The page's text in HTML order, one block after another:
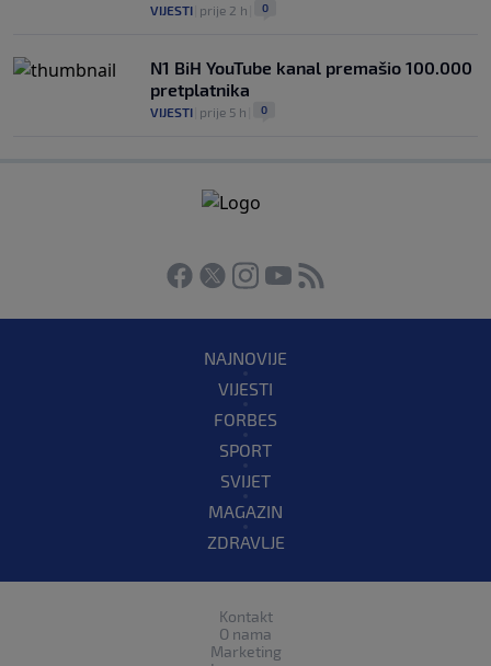
VIJESTI prije 2 h 0
N1 BiH YouTube kanal premašio 100.000
pretplatnika
VIJESTI prije 5 h 0
NAJNOVIJE
VIJESTI
FORBES
SPORT
SVIJET
MAGAZIN
ZDRAVLJE
Kontakt
O nama
Marketing